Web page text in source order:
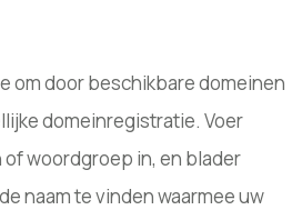
om door beschikbare domeinen
domeinregistratie. Voer
woordgroep in, en blader
naam te vinden waarmee uw